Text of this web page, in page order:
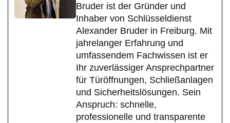
Bruder ist der Gründer und
Inhaber von Schlüsseldienst
Alexander Bruder in Freiburg. Mit
jahrelanger Erfahrung und
umfassendem Fachwissen ist er
Ihr zuverlässiger Ansprechpartner
für Türöffnungen, Schließanlagen
und Sicherheitslösungen. Sein
Anspruch: schnelle,
professionelle und transparente